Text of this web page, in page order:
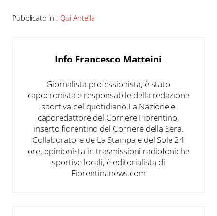
Pubblicato in : Qui Antella
Info Francesco Matteini
Giornalista professionista, è stato
capocronista e responsabile della redazione
sportiva del quotidiano La Nazione e
caporedattore del Corriere Fiorentino,
inserto fiorentino del Corriere della Sera.
Collaboratore de La Stampa e del Sole 24
ore, opinionista in trasmissioni radiofoniche
sportive locali, è editorialista di
Fiorentinanews.com